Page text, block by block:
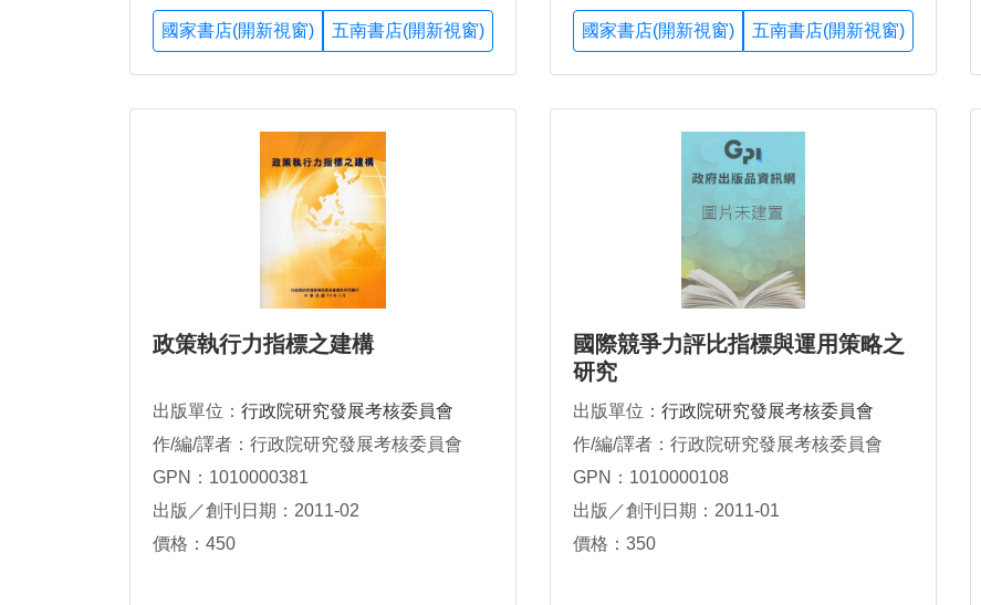
國家書店(開新視窗) 五南書店(開新視窗) 國家書店(開新視窗) 五南書店(開新視窗)
政策執行力指標之建構
出版單位： 行政院研究發展考核委員會
作/編/譯者：行政院研究發展考核委員會
GPN：1010000381
出版／創刊日期：2011-02
價格：450
國際競爭力評比指標與運用策略之
研究
出版單位： 行政院研究發展考核委員會
作/編/譯者：行政院研究發展考核委員會
GPN：1010000108
出版／創刊日期：2011-01
價格：350